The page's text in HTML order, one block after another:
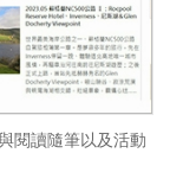
閱讀隨筆以及活動